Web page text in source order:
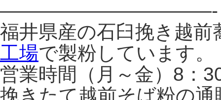
———————————-
福井県産の石臼挽き越前
工場で製粉しています。
営業時間（月～金）8：
挽きたて越前そば粉の